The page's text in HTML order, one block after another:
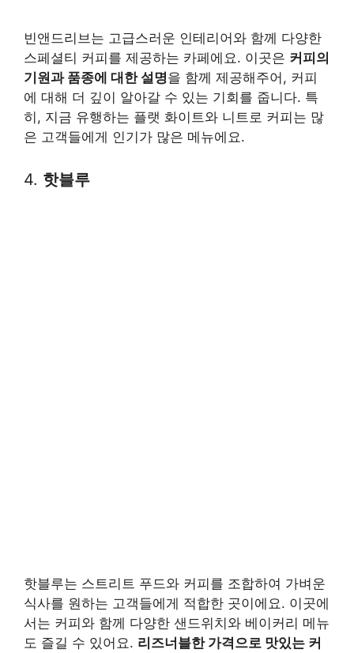
빈앤드리브는 고급스러운 인테리어와 함께 다양한
스페셜티 커피를 제공하는 카페에요. 이곳은 커피의
기원과 품종에 대한 설명을 함께 제공해주어, 커피
에 대해 더 깊이 알아갈 수 있는 기회를 줍니다. 특
히, 지금 유행하는 플랫 화이트와 니트로 커피는 많
은 고객들에게 인기가 많은 메뉴에요.
4. 핫블루
핫블루는 스트리트 푸드와 커피를 조합하여 가벼운
식사를 원하는 고객들에게 적합한 곳이에요. 이곳에
서는 커피와 함께 다양한 샌드위치와 베이커리 메뉴
도 즐길 수 있어요. 리즈너블한 가격으로 맛있는 커